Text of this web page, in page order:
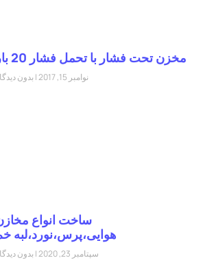
مخزن تحت فشار با تحمل فشار 20 بار
نوامبر 15, 2017 بدون دیدگاه
ساخت انواع مخازن
هوایی،پرس،نورد،لبه خم
سپتامبر 23, 2020 بدون دیدگاه